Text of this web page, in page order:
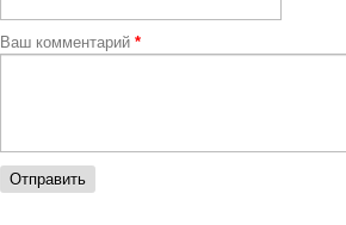
Ваш комментарий *